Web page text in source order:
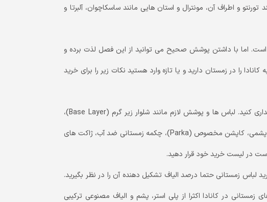
و اطراف آن، مونترال و استان هایی مانند ساسکاچوان، آلبرتا و
اما با داشتن پوشش صحیح می توانید از این فصل لذت برده و
را در زمستان دارید و یا تازه وارد هستید نکات زیر را برای خرید
1- حتما همه لباس ها و پوشش های لازم را در زمستان خریداری کنید. لباس ها و پوشش لازم مانند شلوار زیر گرم (Base Layer)،
زیرپوش گرم (Thermal Shirt)، دستکش، کلاه پشمی، شلوار پشمی، کاپشن مخصوص (Parka)، چکمه زمستانی ضد آب، ژاکت های
در لیست خرید خود قرار دهید.
لباس زمستانی حتما درصد الیاف تشکیل دهنده آن را در نظر بگیرید.
در کانادا اکثرا از پلی استر، پشم و الیاف مصنوعی ترکیبی